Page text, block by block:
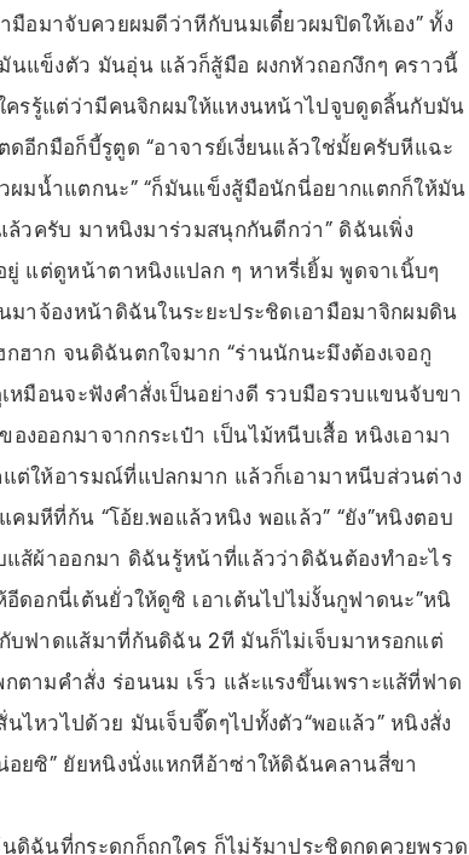
อมาจับควยผมดีว่าหีกับนมเดี๋ยวผมปิดให้เอง” ทั้ง
แข็งตัว มันอุ่น แล้วก็สู้มือ ผงกหัวถอกงึกๆ คราวนี้
ครรู้แต่ว่ามีคนจิกผมให้แหงนหน้าไปจูบดูดลิ้นกับมัน
อีกมือก็บี้รูตูด “อาจารย์เงี่ยนแล้วใช่มั้ยครับหีแฉะ
ผมน้ำแตกนะ” “ก็มันแข็งสู้มือนักนี่อยากแตกก็ให้มัน
วครับ มาหนิงมาร่วมสนุกกันดีกว่า” ดิฉันเพิ่ง
แต่ดูหน้าตาหนิงแปลก ๆ หาหรี่เยิ้ม พูดจาเนิ้บๆ
มาจ้องหน้าดิฉันในระยะประชิดเอามือมาจิกผมดิน
ฮาก จนดิฉันตกใจมาก “ร่านนักนะมึงต้องเจอกู
มือนจะฟังคำสั่งเป็นอย่างดี รวบมือรวบแขนจับขา
ออกมาจากกระเป๋า เป็นไม้หนีบเสื้อ หนิงเอามา
ต่ให้อารมณ์ที่แปลกมาก แล้วก็เอามาหนีบส่วนต่าง
หีที่ก้น “โอ้ย.พอแล้วหนิง พอแล้ว” “ยัง”หนิงตอบ
ส้ผ้าออกมา ดิฉันรู้หน้าที่แล้วว่าดิฉันต้องทำอะไร
ดอกนี่เต้นยั่วให้ดูซิ เอาเต้นไปไม่งั้นกูฟาดนะ”หนิ
บฟาดแส้มาที่ก้นดิฉัน 2ที มันก็ไม่เจ็บมาหรอกแต่
ามคำสั่ง ร่อนนม เร็ว แลัะแรงขึ้นเพราะแส้ที่ฟาด
หวไปด้วย มันเจ็บจี๊ดๆไปทั้งตัว“พอแล้ว” หนิงสั่ง
อยซิ” ยัยหนิงนั่งแหกหีอ้าซ่าให้ดิฉันคลานสี่ขา
ฉันที่กระดกก็ถูกใคร ก็ไม่รู้มาประชิดกดควยพรวด